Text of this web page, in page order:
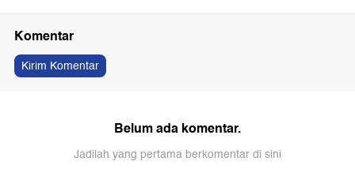
Komentar
Kirim Komentar
Belum ada komentar.
Jadilah yang pertama berkomentar di sini